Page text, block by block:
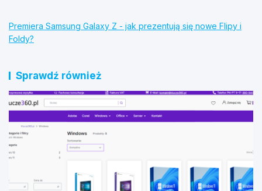
Premiera Samsung Galaxy Z - jak prezentują się nowe Flipy i
Foldy?
Sprawdź również